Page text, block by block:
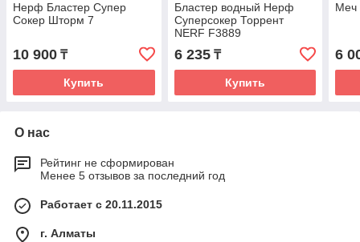
Нерф Бластер Супер
Сокер Шторм 7
10 900 ₸
Купить
Бластер водный Нерф
Суперсокер Торрент
NERF F3889
6 235₸
Купить
Меч
6
О нас
Рейтинг не сформирован
Менее 5 отзывов за последний год
Работает с 20.11.2015
г. Алматы